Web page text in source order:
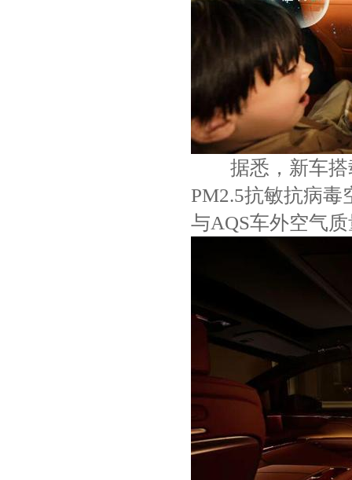
据悉，新车搭
PM2.5抗敏抗病毒
与AQS车外空气